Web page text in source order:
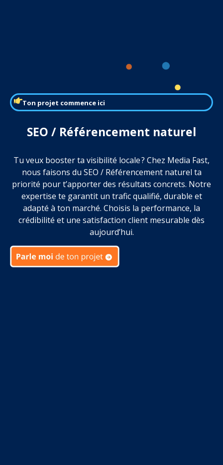
Ton projet commence ici
SEO / Référencement naturel
Tu veux booster ta visibilité locale ? Chez Media Fast,
nous faisons du SEO / Référencement naturel ta
priorité pour t’apporter des résultats concrets. Notre
expertise te garantit un trafic qualifié, durable et
adapté à ton marché. Choisis la performance, la
crédibilité et une satisfaction client mesurable dès
aujourd’hui.